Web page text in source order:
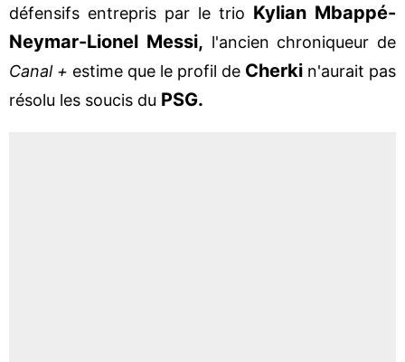
défensifs entrepris par le trio Kylian Mbappé-
Neymar-Lionel Messi, l'ancien chroniqueur de
Canal + estime que le profil de Cherki n'aurait pas
résolu les soucis du PSG.